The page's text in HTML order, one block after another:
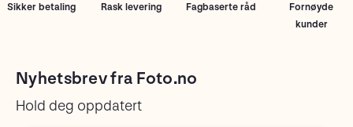
Sikker betaling Rask levering Fagbaserte råd
Fornøyde
kunder
Nyhetsbrev fra Foto.no
Hold deg oppdatert